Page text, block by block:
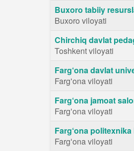
Buxoro tabiiy
Buxoro viloyati
Chirchiq davlat
Toshkent viloyati
Farg‘ona davlat
Fargʻona viloyati
Farg‘ona jamoat
Fargʻona viloyati
Farg‘ona
Fargʻona viloyati